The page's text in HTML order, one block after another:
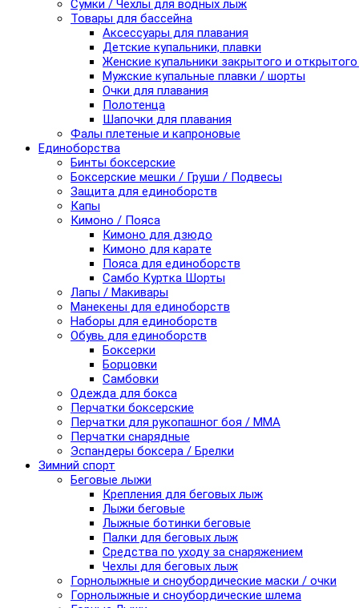
Сумки / Чехлы для водных лыж
Товары для бассейна
Аксессуары для плавания
Детские купальники, плавки
Женские купальники закрытого и
Мужские купальные плавки / шорты
Очки для плавания
Полотенца
Шапочки для плавания
Фалы плетеные и капроновые
Единоборства
Бинты боксерские
Боксерские мешки / Груши / Подвесы
Защита для единоборств
Капы
Кимоно / Пояса
Кимоно для дзюдо
Кимоно для карате
Пояса для единоборств
Самбо Куртка Шорты
Лапы / Макивары
Манекены для единоборств
Наборы для единоборств
Обувь для единоборств
Боксерки
Борцовки
Самбовки
Одежда для бокса
Перчатки боксерские
Перчатки для рукопашног боя / ММА
Перчатки снарядные
Эспандеры боксера / Брелки
Зимний спорт
Беговые лыжи
Крепления для беговых лыж
Лыжи беговые
Лыжные ботинки беговые
Палки для беговых лыж
Средства по уходу за снаряжением
Чехлы для беговых лыж
Горнолыжные и сноубордические маски / очки
Горнолыжные и сноубордические шлема